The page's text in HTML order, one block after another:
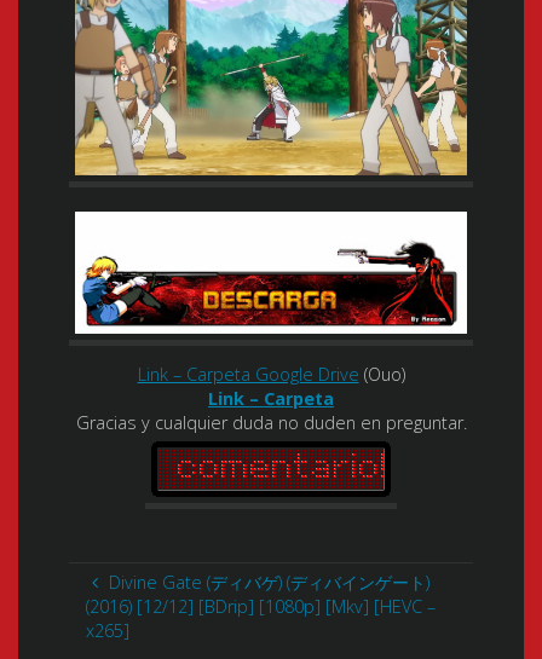
Link – Carpeta Google Drive (Ouo)
Link – Carpeta
Gracias y cualquier duda no duden en preguntar.
Divine Gate (ディバゲ) (ディバインゲート)
(2016) [12/12] [BDrip] [1080p] [Mkv] [HEVC –
x265]